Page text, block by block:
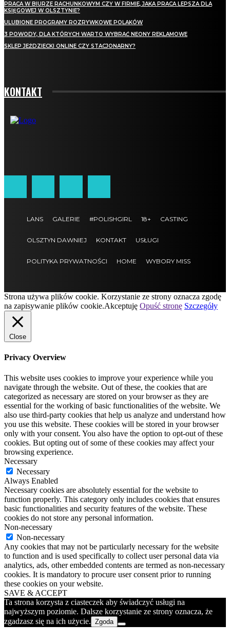
PRACA W BIURZE RACHUNKOWYM CZY W FIRMIE, JAKA PRACA LEPSZA DLA
KSIĘGOWEJ W OLSZTYNIE?
ULUBIONE PROGRAMY ROZRYWKOWE POLAKÓW
3 POWODY, DLA KTÓRYCH WARTO WYBRAĆ NEONY REKLAMOWE
SKLEP JEŹDZIECKI ONLINE CZY STACJONARNY?
KONTAKT
LANS GALERIE #POLISHGIRL 18+ CASTING
OLSZTYN DAWNIEJ KONTAKT USŁUGI
POLITYKA PRYWATNOŚCI HOME WYBORY MISS
Strona używa plików cookie. Korzystanie ze strony oznacza zgodę
na zapisywanie plików cookie.Akceptuję Opuść stronę Szczegóły
Close
Privacy Overview
This website uses cookies to improve your experience while you
navigate through the website. Out of these, the cookies that are
categorized as necessary are stored on your browser as they are
essential for the working of basic functionalities of the website. We
also use third-party cookies that help us analyze and understand how
you use this website. These cookies will be stored in your browser
only with your consent. You also have the option to opt-out of these
cookies. But opting out of some of these cookies may affect your
browsing experience.
Necessary
Necessary
Always Enabled
Necessary cookies are absolutely essential for the website to
function properly. This category only includes cookies that ensures
basic functionalities and security features of the website. These
cookies do not store any personal information.
Non-necessary
Non-necessary
Any cookies that may not be particularly necessary for the website
to function and is used specifically to collect user personal data via
analytics, ads, other embedded contents are termed as non-necessary
cookies. It is mandatory to procure user consent prior to running
these cookies on your website.
SAVE & ACCEPT
Ta strona korzysta z ciasteczek aby świadczyć usługi na
najwyższym poziomie. Dalsze korzystanie ze strony oznacza, że
zgadzasz się na ich użycie. Zgoda